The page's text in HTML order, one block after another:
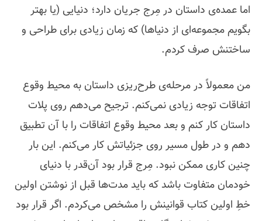
اما عمده‌ی داستان در مِرج جریان دارد؛ دنیایی (یا بهتر
بگویم مجموعه‌ای از دنیاها) که زمان زیادی برای طراحی و
ساختنش صرف کردم.
من معمولاً در مرحله‌ی طرح‌ریزی داستان به محیط وقوع
اتفاقات توجه زیادی نمی‌کنم. ترجیح می‌دهم روی پلات
داستان کار کنم و بعد محیط وقوع اتفاقات را با آن تطبیق
دهم و در طول مسیر روی جزئیاتش کار می‌کنم. این بار
چنین کاری ممکن نبود. مِرج قرار بود آن‌قدر با دنیای
خودمان متفاوت باشد که باید مدت‌ها قبل از نوشتن اولین
خطِ اولین کتاب قوانینش را مشخص می‌کردم. اگر قرار بود